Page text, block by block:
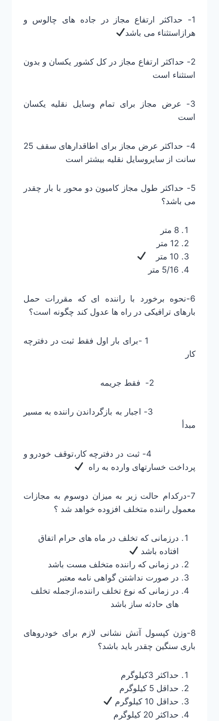
1- حداکثر ارتفاع مجاز در جاده های چالوس و
هرازاستثناء می باشد
2- حداکثر ارتفاع مجاز در کل کشور یکسان و بدون
استثناء است
3- عرض مجاز برای تمام وسایل نقلیه یکسان
است
4- حداکثر عرض مجاز برای اطاقدارهای سقف 25
سانت از سایروسایل نقلیه بیشتر است
5- حداکثر طول مجاز کامیون دو محور با بار چقدر
می باشد؟
8 متر
12 متر
10 متر
5/16 متر
6-نحوه برخورد با راننده ای که مقررات حمل
بارهای ترافیکی در راه ها عدول کند چگونه است؟
1 -برای بار اول فقط ثبت در دفترچه
کار
3- اجبار به بازگرداندن راننده به مسیر
مبدأ
4- ثبت در دفترچه کار،توقف خودرو و
پرداخت خسارتهای وارده به راه
7-درکدام حالت زیر به میزان دوسوم به مجازات
معمول راننده متخلف افزوده خواهد شد ؟
درزمانی که تخلف در ماه های حرام اتفاق
افتاده باشد
در زمانی که راننده متخلف مست باشد
در صورت نداشتن گواهی نامه معتبر
در زمانی که نوع تخلف راننده،ازجمله تخلف
های حادثه ساز باشد
8-وزن کپسول آتش نشانی لازم برای خودروهای
باری سنگین چقدر باید باشد؟
حداکثر 3کیلوگرم
حداقل 5 کیلوگرم
حداقل 10 کیلوگرم
حداکثر 20 کیلوگرم